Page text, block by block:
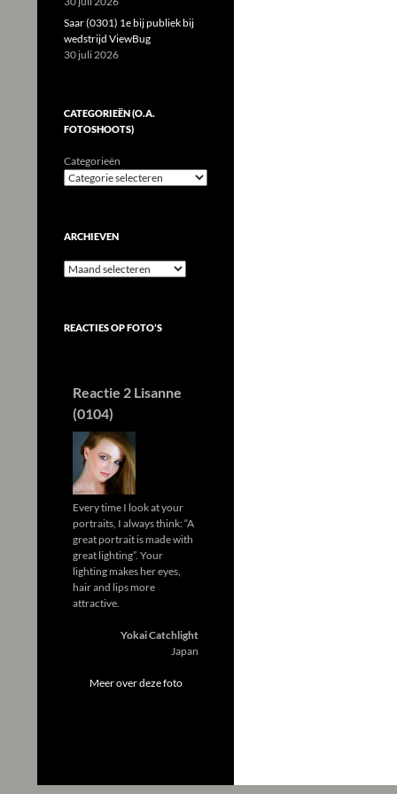
Saar (0301) 1e bij publiek bij
wedstrijd ViewBug
30 juli 2026
CATEGORIEËN (O.A.
FOTOSHOOTS)
Categorieën
ARCHIEVEN
Archieven
REACTIES OP FOTO’S
Reactie 2 Lisanne
(0104)
Every time I look at your
portraits, I always think: “A
great portrait is made with
great lighting”. Your
lighting makes her eyes,
hair and lips more
attractive.
Yokai Catchlight
Japan
Meer over deze foto